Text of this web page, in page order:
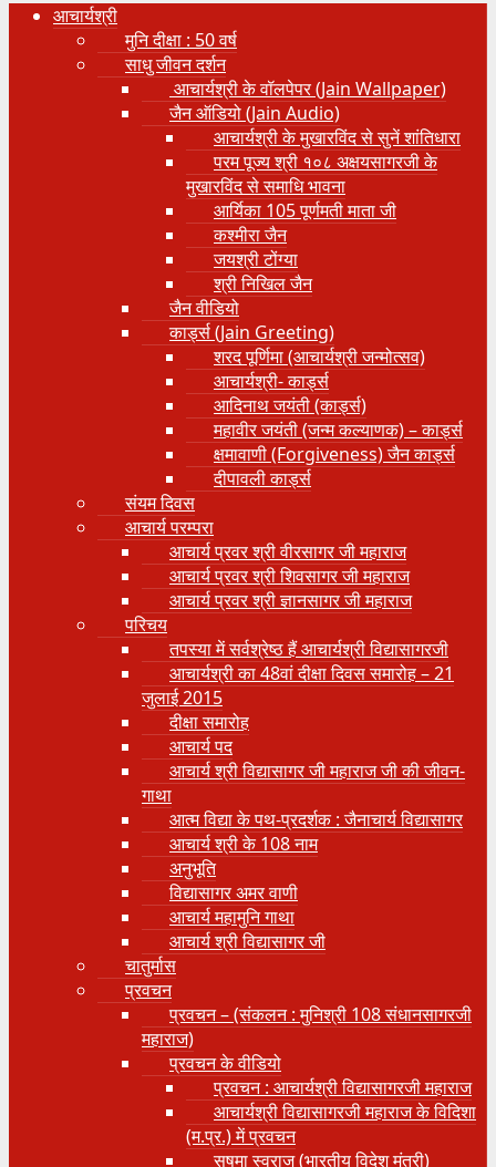
आचार्यश्री
मुनि दीक्षा : 50 वर्ष
साधु जीवन दर्शन
आचार्यश्री के वॉलपेपर (Jain Wallpaper)
जैन ऑडियो (Jain Audio)
आचार्यश्री के मुखारविंद से सुनें शांतिधारा
परम पूज्य श्री १०८ अक्षयसागरजी के
मुखारविंद से समाधि भावना
आर्यिका 105 पूर्णमती माता जी
कश्मीरा जैन
जयश्री टोंग्या
श्री निखिल जैन
जैन वीडियो
कार्ड्स (Jain Greeting)
शरद पूर्णिमा (आचार्यश्री जन्मोत्सव)
आचार्यश्री- कार्ड्स
आदिनाथ जयंती (कार्ड्स)
महावीर जयंती (जन्म कल्याणक) – कार्ड्स
क्षमावाणी (Forgiveness) जैन कार्ड्स
दीपावली कार्ड्स
संयम दिवस
आचार्य परम्परा
आचार्य प्रवर श्री वीरसागर जी महाराज
आचार्य प्रवर श्री शिवसागर जी महाराज
आचार्य प्रवर श्री ज्ञानसागर जी महाराज
परिचय
तपस्या में सर्वश्रेष्ठ हैं आचार्यश्री विद्यासागरजी
आचार्यश्री का 48वां दीक्षा दिवस समारोह – 21
जुलाई 2015
दीक्षा समारोह
आचार्य पद
आचार्य श्री विद्यासागर जी महाराज जी की जीवन-
गाथा
आत्म विद्या के पथ-प्रदर्शक : जैनाचार्य विद्यासागर
आचार्य श्री के 108 नाम
अनुभूति
विद्यासागर अमर वाणी
आचार्य महामुनि गाथा
आचार्य श्री विद्यासागर जी
चातुर्मास
प्रवचन
प्रवचन – (संकलन : मुनिश्री 108 संधानसागरजी
महाराज)
प्रवचन के वीडियो
प्रवचन : आचार्यश्री ‍विद्यासागरजी महाराज
आचार्यश्री विद्यासागरजी महाराज के विदिशा
(म.प्र.) में प्रवचन
सुषमा स्वराज (भारतीय विदेश मंत्री)